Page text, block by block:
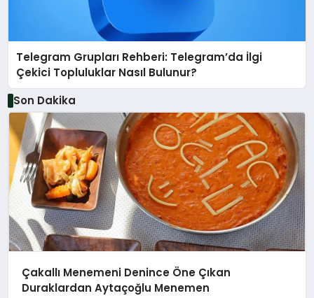
Telegram Grupları Rehberi: Telegram’da İlgi
Çekici Topluluklar Nasıl Bulunur?
Son Dakika
Çakallı Menemeni Denince Öne Çıkan
Duraklardan Aytaçoğlu Menemen